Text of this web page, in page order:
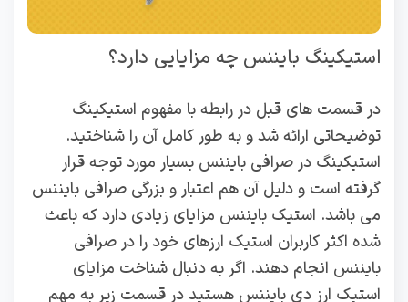
استیکینگ بایننس چه مزایایی دارد؟
در قسمت های قبل در رابطه با مفهوم استیکینگ
توضیحاتی ارائه شد و به طور کامل آن را شناختید.
استیکینگ در صرافی بایننس بسیار مورد توجه قرار
گرفته است و دلیل آن هم اعتبار و بزرگی صرافی بایننس
می باشد. استیک بایننس مزایای زیادی دارد که باعث
شده اکثر کاربران استیک ارزهای خود را در صرافی
بایننس انجام دهند. اگر به دنبال شناخت مزایای
استیک ارز دی بایننس هستید در قسمت زیر به مهم